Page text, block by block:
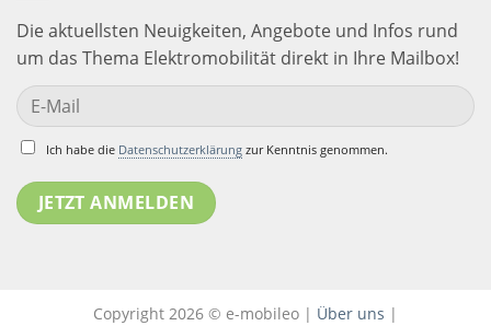
Die aktuellsten Neuigkeiten, Angebote und Infos rund
um das Thema Elektromobilität direkt in Ihre Mailbox!
Ich habe die Datenschutzerklärungzur Kenntnis genommen.
Copyright 2026 © e-mobileo | Über uns |